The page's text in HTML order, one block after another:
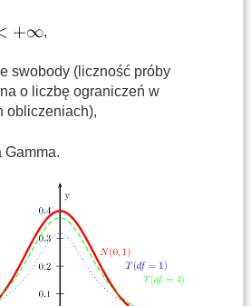
,
swobody (liczność próby
o liczbę ograniczeń w
obliczeniach),
Gamma.